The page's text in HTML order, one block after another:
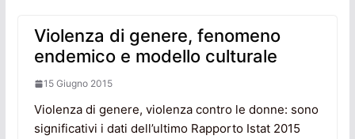
Violenza di genere, fenomeno
endemico e modello culturale
15 Giugno 2015
Violenza di genere, violenza contro le donne: sono
significativi i dati dell’ultimo Rapporto Istat 2015